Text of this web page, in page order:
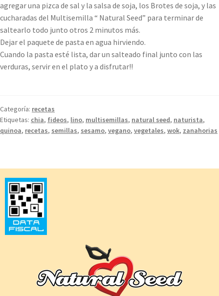
agregar una pizca de sal y la salsa de soja, los Brotes de soja, y las
cucharadas del Multisemilla “ Natural Seed” para terminar de
saltearlo todo junto otros 2 minutos más.
Dejar el paquete de pasta en agua hirviendo.
Cuando la pasta esté lista, dar un salteado final junto con las
verduras, servir en el plato y a disfrutar!!
Categoría: recetas
Etiquetas: chia, fideos, lino, multisemillas, natural seed, naturista,
quinoa, recetas, semillas, sesamo, vegano, vegetales, wok, zanahorias